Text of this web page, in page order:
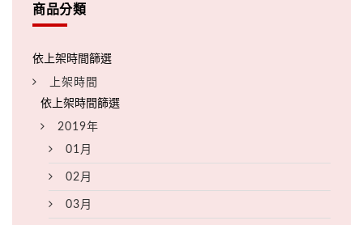
商品分類
上架時間
2019年
01月
02月
03月